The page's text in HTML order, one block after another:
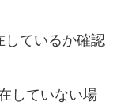
しているか確認
していない場